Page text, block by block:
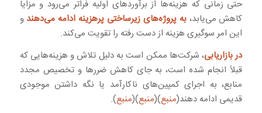
حتی زمانی که هزینه‌ها از برآوردهای اولیه فراتر می‌رود و مزایا
کاهش می‌یابد، به پروژه‌های زیرساختی پرهزینه ادامه می‌دهند و
این امر سوگیری هزینه از دست رفته را تقویت می‌کند.
در بازاریابی، شرکت‌ها ممکن است به دلیل تلاش و هزینه‌هایی که
قبلاً انجام شده است، به جای کاهش ضررها و تخصیص مجدد
منابع، به اجرای کمپین‌های ناکارآمد یا نگه داشتن موجودی
قدیمی ادامه دهند(منبع)(منبع)(منبع).